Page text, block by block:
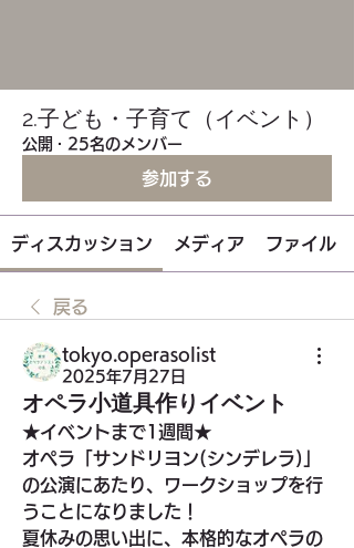
2.子ども・子育て（イベント）
公開 · 25名のメンバー
参加する
ディスカッション メディア ファイル
戻る
tokyo.operasolist
2025年7月27日
オペラ小道具作りイベント
★イベントまで1週間★
オペラ「サンドリヨン(シンデレラ)」
の公演にあたり、ワークショップを行
うことになりました！
夏休みの思い出に、本格的なオペラの